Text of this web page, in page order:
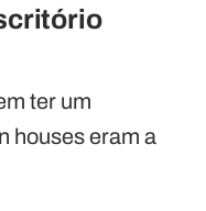
ter um
houses eram a